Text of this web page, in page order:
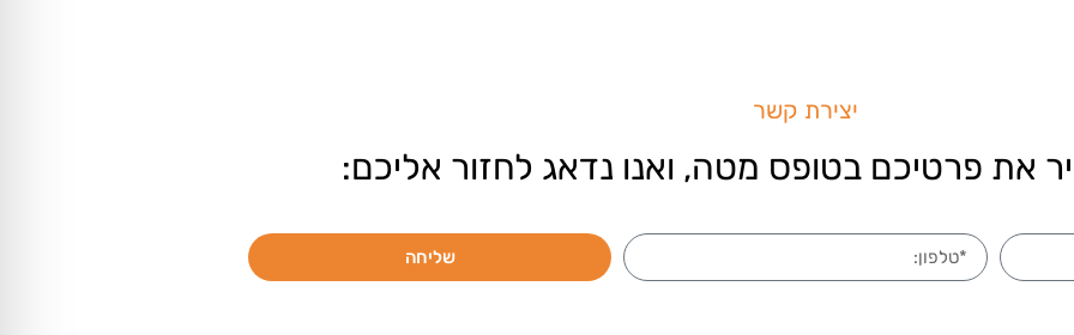
יצירת קשר
את פרטיכם בטופס מטה, ואנו נדאג לחזור אליכם:
שליחה